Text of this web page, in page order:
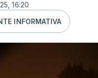
16:20
INFORMATIVA